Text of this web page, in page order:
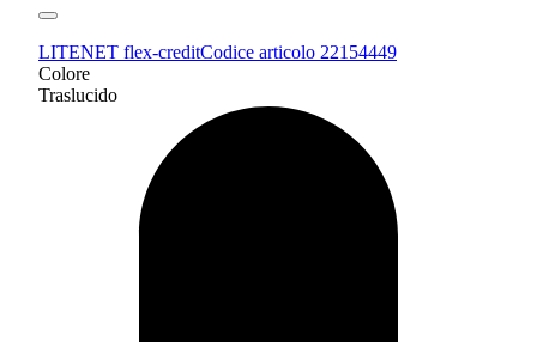
LITENET flex-creditCodice articolo 22154449
Colore
Traslucido